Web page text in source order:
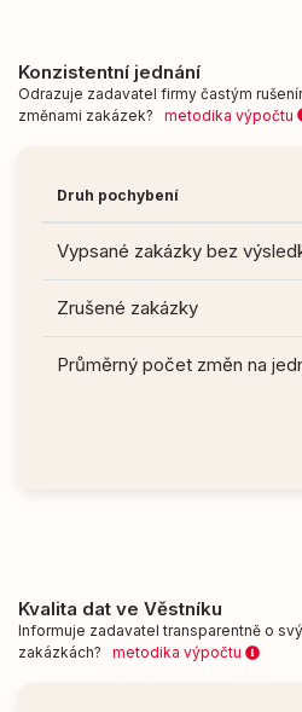
Konzistentní jednání
Odrazuje zadavatel firmy častým
změnami zakázek? metodika výpočtu
Druh pochybení
Vypsané zakázky bez
Zrušené zakázky
Průměrný počet změn na
Kvalita dat ve Věstníku
Informuje zadavatel transparentně o
zakázkách? metodika výpočtu